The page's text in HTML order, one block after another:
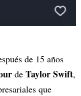
de 15 años
de Taylor Swift,
que